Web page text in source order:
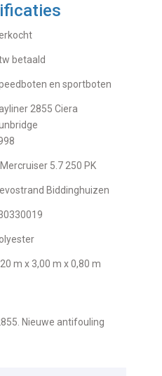
betaald
en sportboten
2855 Ciera
5.7 250 PK
Biddinghuizen
m x 3,00 m x 0,80 m
Nieuwe antifouling